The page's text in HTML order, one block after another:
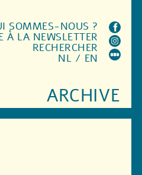
ARCHIVE
SOMMES-NOUS ?
À LA NEWSLETTER
RECHERCHER
NL / EN